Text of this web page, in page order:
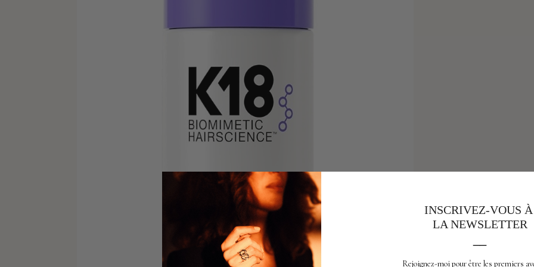
INSCRIVEZ-VOUS À
LA NEWSLETTER
Rejoignez-moi pour être les premiers